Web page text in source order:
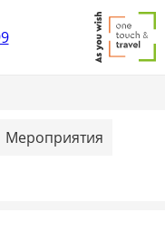
Мероприятия